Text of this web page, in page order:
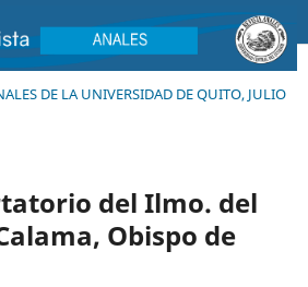
DE LA UNIVERSIDAD DE QUITO, JULIO
del Ilmo. del
Obispo de